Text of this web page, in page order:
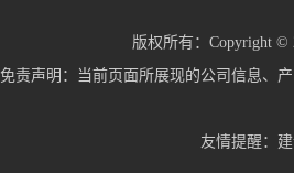
版权所有：Copyright ©
免责声明：当前页面所展现的公司信息、
友情提醒：